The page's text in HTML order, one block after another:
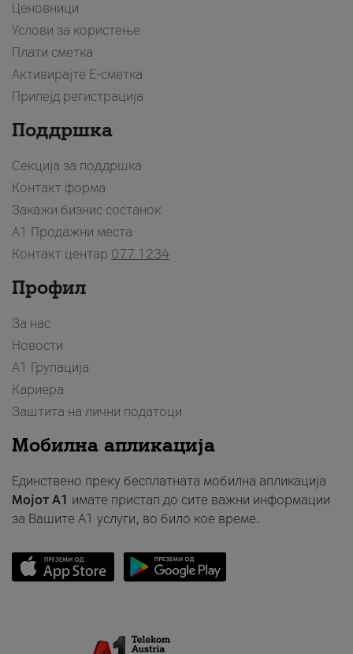
Ценовници
Услови за користење
Плати сметка
Активирајте Е-сметка
Припејд регистрација
Поддршка
Секција за поддршка
Контакт форма
Закажи бизнис состанок
A1 Продажни места
Контакт центар 077 1234
Профил
За нас
Новости
А1 Групација
Кариера
Заштита на лични податоци
Мобилна апликација
Единствено преку бесплатната мобилна апликација
Мојот A1 имате пристап до сите важни информации
за Вашите A1 услуги, во било кое време.